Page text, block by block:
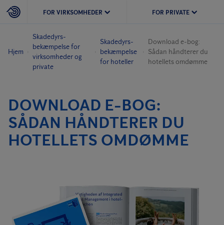
FOR VIRKSOMHEDER FOR PRIVATE
Hjem
Skadedyrs­
bekæmpelse for
virksomheder og
private
Skadedyrs­
bekæmpelse
for hoteller
Download e-bog:
Sådan håndterer du
hotellets omdømme
DOWNLOAD E-BOG:
SÅDAN HÅNDTERER DU
HOTELLETS OMDØMME